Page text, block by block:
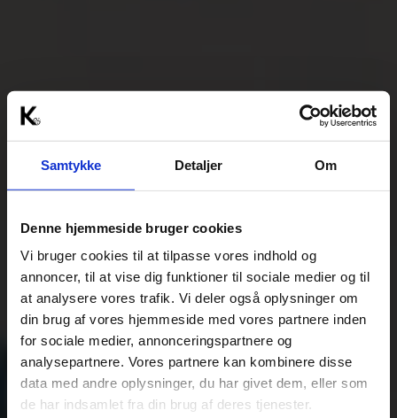
Samtykke Detaljer Om
Denne hjemmeside bruger cookies
Vi bruger cookies til at tilpasse vores indhold og
annoncer, til at vise dig funktioner til sociale medier og til
at analysere vores trafik. Vi deler også oplysninger om
din brug af vores hjemmeside med vores partnere inden
for sociale medier, annonceringspartnere og
analysepartnere. Vores partnere kan kombinere disse
data med andre oplysninger, du har givet dem, eller som
de har indsamlet fra din brug af deres tjenester.